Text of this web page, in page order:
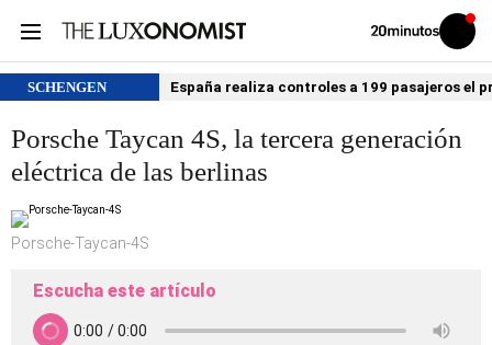
Volver
Iniciar
sesión
SCHENGEN España realiza controles a 199 pasajeros el
Porsche Taycan 4S, la tercera generación
eléctrica de las berlinas
Porsche-Taycan-4S
Escucha este artículo